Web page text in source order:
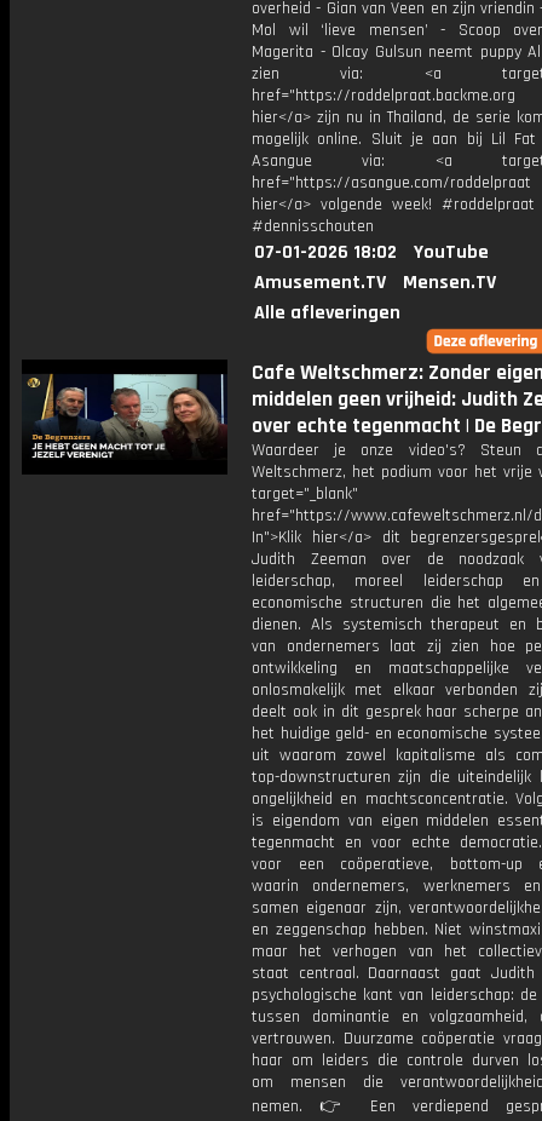
overheid - Gian van Veen en zijn vriendin
Mol wil ‘lieve mensen’ - Scoop
Magerita - Olcay Gulsun neemt puppy
zien via: <a
href="https://roddelpraat.backme.org
hier</a> zijn nu in Thailand, de serie
mogelijk online. Sluit je aan bij Lil
Asangue via: <a
href="https://asangue.com/
hier</a> volgende week!
#dennisschouten
07-01-2026 18:02
YouTube
Amusement.TV
Mensen.TV
Alle afleveringen
Cafe Weltschmerz: Zonder
middelen geen vrijheid: Judith
over echte tegenmacht | De Begr
Waardeer je onze video's? Steun
Weltschmerz, het podium voor het vrije
target="_blank"
href="https://www.cafeweltschmerz.nl/
In">Klik hier</a> dit
Judith Zeeman over de noodzaak
leiderschap, moreel leiderschap
economische structuren die het
dienen. Als systemisch therapeut en
van ondernemers laat zij zien hoe
ontwikkeling en maatschappelijke
onlosmakelijk met elkaar verbonden
deelt ook in dit gesprek haar scherpe
het huidige geld- en economische
uit waarom zowel kapitalisme als
top-downstructuren zijn die uiteindelijk
ongelijkheid en machtsconcentratie.
is eigendom van eigen middelen
tegenmacht en voor echte
voor een coöperatieve, bottom-up
waarin ondernemers, werknemers
samen eigenaar zijn,
en zeggenschap hebben. Niet
maar het verhogen van het
staat centraal. Daarnaast gaat
psychologische kant van leiderschap: de
tussen dominantie en volgzaamheid,
vertrouwen. Duurzame coöperatie
haar om leiders die controle durven
om mensen die
nemen. 👉 Een verdiepend